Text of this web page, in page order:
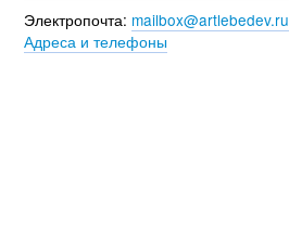
Электропочта: mailbox@artlebedev.ru
Адреса и телефоны